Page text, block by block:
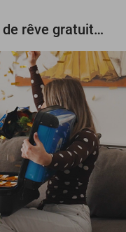
Tentez de gagner un voyage de rêve gratuit d'une valeur de 3.000 € !